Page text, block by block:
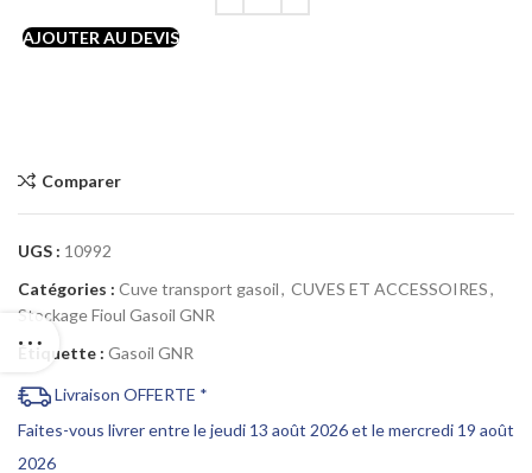
AJOUTER AU DEVIS
Comparer
UGS : 10992
Catégories : Cuve transport gasoil, CUVES ET ACCESSOIRES,
Stockage Fioul Gasoil GNR
Étiquette : Gasoil GNR
Livraison OFFERTE *
Faites-vous livrer entre le jeudi 13 août 2026 et le mercredi 19 août
2026